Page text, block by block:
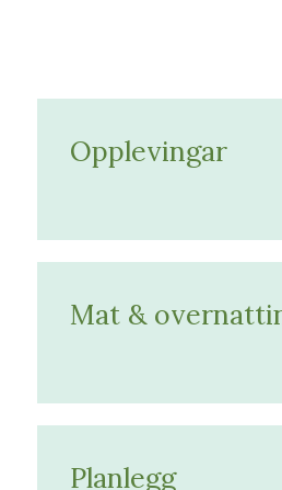
Opplevingar
Mat &
Planlegg